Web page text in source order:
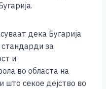
дека Бугарија
стандарди за
и
во областа на
што секое дејство во